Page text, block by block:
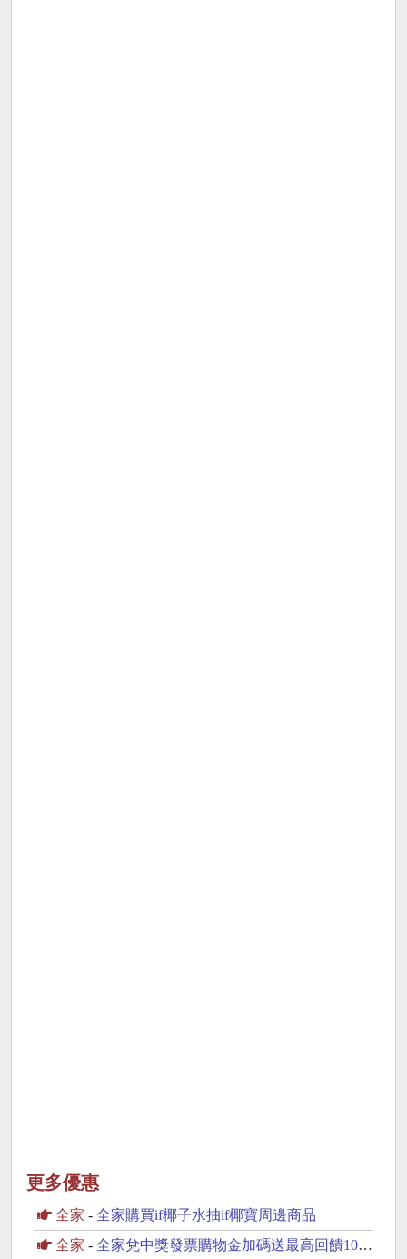
更多優惠
全家 - 全家購買if椰子水抽if椰寶周邊商品
全家 - 全家兌中獎發票購物金加碼送最高回饋100元購物金